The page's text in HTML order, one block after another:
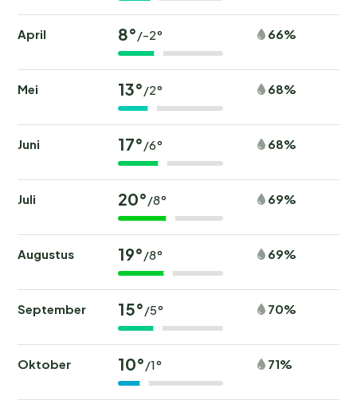
April 8° /-2° 66%
Mei 13° /2° 68%
Juni 17° /6° 68%
Juli 20° /8° 69%
Augustus 19° /8° 69%
September 15° /5° 70%
Oktober 10° /1° 71%